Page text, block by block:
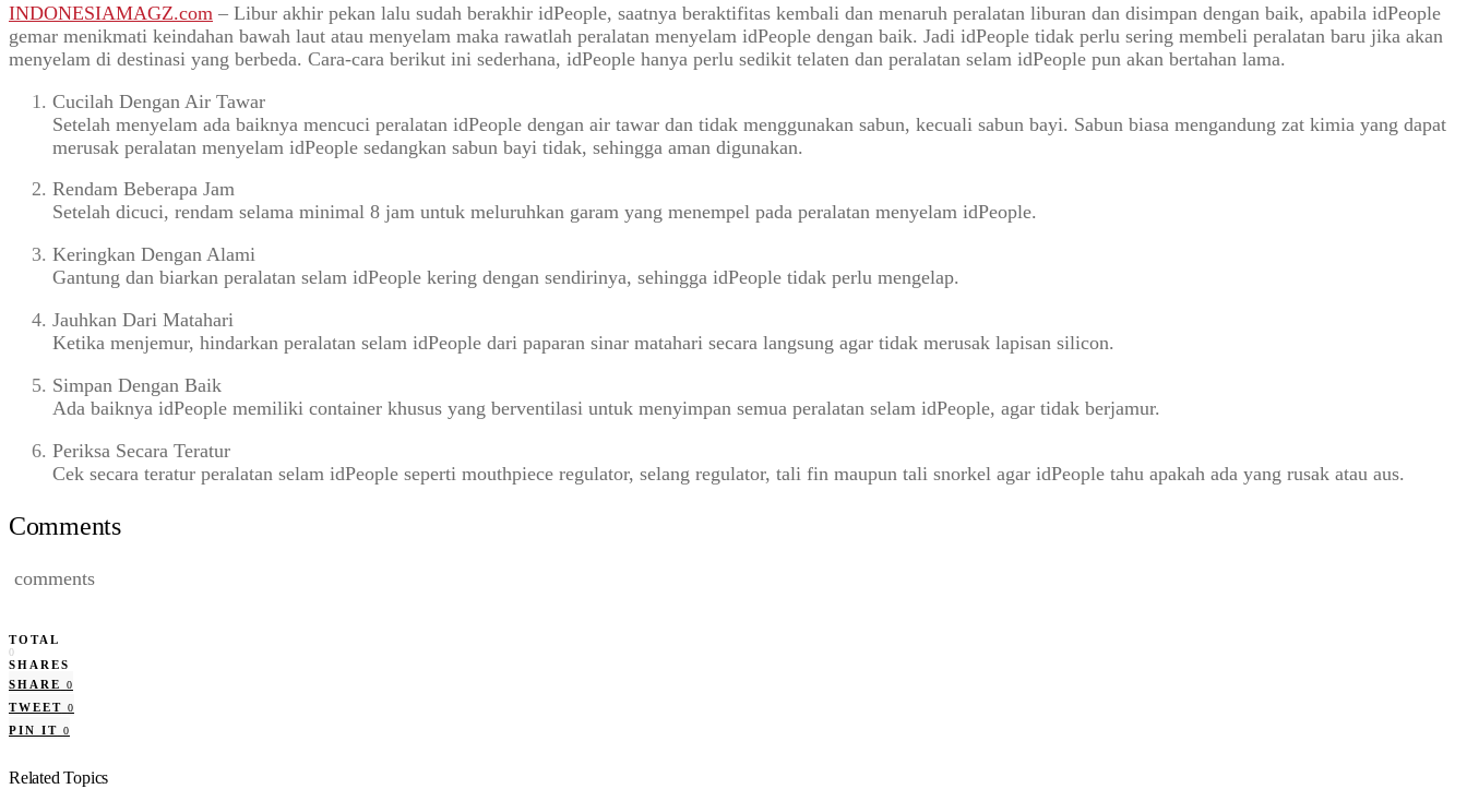
INDONESIAMAGZ.com – Libur akhir pekan lalu sudah berakhir idPeople, saatnya beraktifitas kembali dan menaruh peralatan liburan dan disimpan dengan baik, apabila idPeople
gemar menikmati keindahan bawah laut atau menyelam maka rawatlah peralatan menyelam idPeople dengan baik. Jadi idPeople tidak perlu sering membeli peralatan baru jika akan
menyelam di destinasi yang berbeda. Cara-cara berikut ini sederhana, idPeople hanya perlu sedikit telaten dan peralatan selam idPeople pun akan bertahan lama.
Cucilah Dengan Air Tawar
Setelah menyelam ada baiknya mencuci peralatan idPeople dengan air tawar dan tidak menggunakan sabun, kecuali sabun bayi. Sabun biasa mengandung zat kimia yang dapat
merusak peralatan menyelam idPeople sedangkan sabun bayi tidak, sehingga aman digunakan.
Rendam Beberapa Jam
Setelah dicuci, rendam selama minimal 8 jam untuk meluruhkan garam yang menempel pada peralatan menyelam idPeople.
Keringkan Dengan Alami
Gantung dan biarkan peralatan selam idPeople kering dengan sendirinya, sehingga idPeople tidak perlu mengelap.
Jauhkan Dari Matahari
Ketika menjemur, hindarkan peralatan selam idPeople dari paparan sinar matahari secara langsung agar tidak merusak lapisan silicon.
Simpan Dengan Baik
Ada baiknya idPeople memiliki container khusus yang berventilasi untuk menyimpan semua peralatan selam idPeople, agar tidak berjamur.
Periksa Secara Teratur
Cek secara teratur peralatan selam idPeople seperti mouthpiece regulator, selang regulator, tali fin maupun tali snorkel agar idPeople tahu apakah ada yang rusak atau aus.
Comments
comments
TOTAL
0
SHARES
SHARE
0
TWEET 0
PIN IT 0
Related Topics